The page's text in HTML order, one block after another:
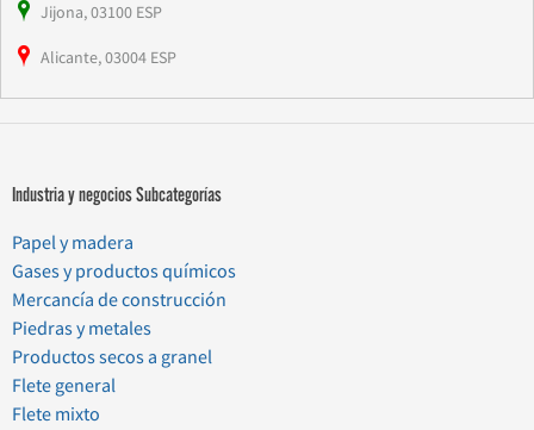
Jijona, 03100 ESP
Alicante, 03004 ESP
Industria y negocios Subcategorías
Papel y madera
Gases y productos químicos
Mercancía de construcción
Piedras y metales
Productos secos a granel
Flete general
Flete mixto